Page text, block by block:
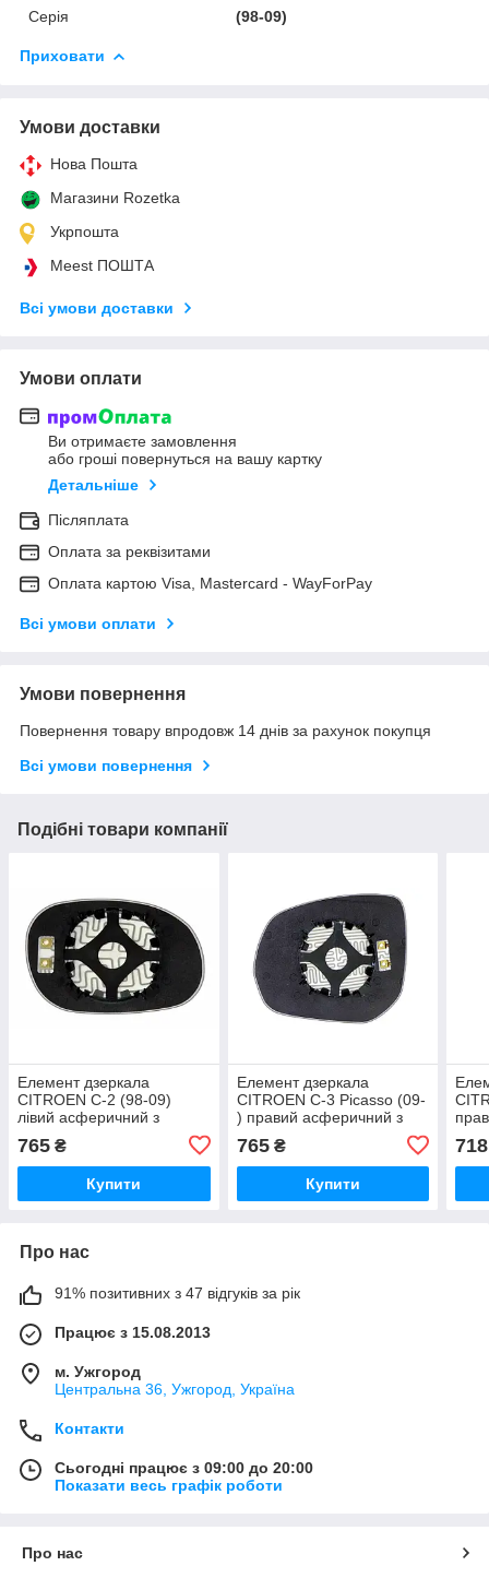
Серія
(98-09)
Приховати
Умови доставки
Нова Пошта
Магазини Rozetka
Укрпошта
Meest ПОШТА
Всі умови доставки
Умови оплати
Ви отримаєте замовлення
або гроші повернуться на вашу картку
Детальніше
Післяплата
Оплата за реквізитами
Оплата картою Visa, Mastercard - WayForPay
Всі умови оплати
Умови повернення
Повернення товару впродовж 14 днів за рахунок покупця
Всі умови повернення
Подібні товари компанії
Елемент дзеркала
CITROEN C-2 (98-09)
лівий асферичний з
765 ₴
Купити
Елемент дзеркала
CITROEN C-3 Picasso (09-
) правий асферичний з
765₴
Купити
718
Про нас
91% позитивних з 47 відгуків за рік
Працює з 15.08.2013
м. Ужгород
Центральна 36, Ужгород, Україна
Контакти
Сьогодні працює з 09:00 до 20:00
Показати весь графік роботи
Про нас